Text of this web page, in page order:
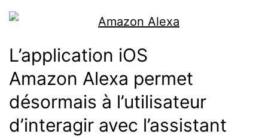
L’application iOS
Amazon Alexa permet
désormais à l’utilisateur
d’interagir avec l’assistant